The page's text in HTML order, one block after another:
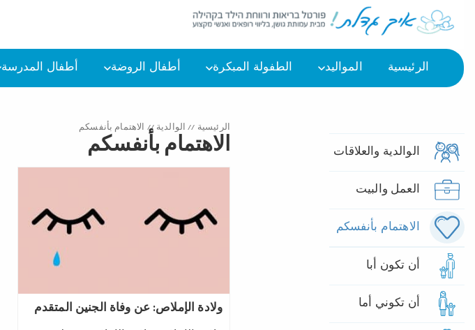
الرئيسية المواليد الطفولة المبكرة أطفال الروضة أطفال المدرسة
الوالدية والعلاقات
العمل والبيت
الاهتمام بأنفسكم
أن تكون أبا
أن تكوني أما
الرئيسية // الوالدية // الاهتمام بأنفسكم
الاهتمام بأنفسكم
ولادة الإملاص: عن وفاة الجنين المتقدم